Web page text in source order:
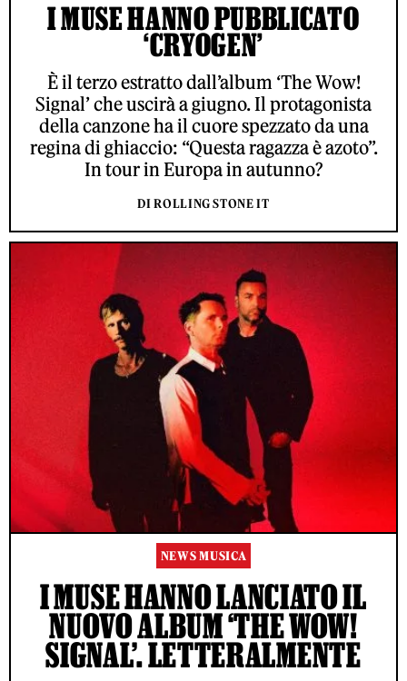
I MUSE HANNO PUBBLICATO
‘CRYOGEN’
È il terzo estratto dall’album ‘The Wow!
Signal’ che uscirà a giugno. Il protagonista
della canzone ha il cuore spezzato da una
regina di ghiaccio: “Questa ragazza è azoto”.
In tour in Europa in autunno?
DI ROLLING STONE IT
NEWS MUSICA
I MUSE HANNO LANCIATO IL
NUOVO ALBUM ‘THE WOW!
SIGNAL’. LETTERALMENTE